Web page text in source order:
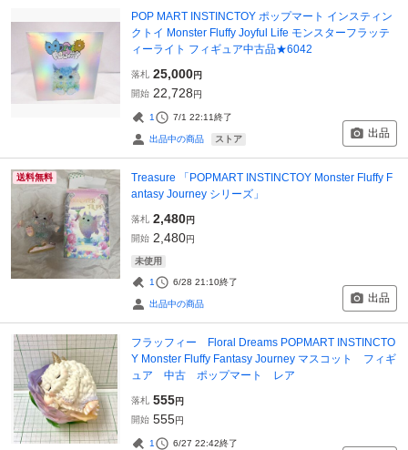
POP MART INSTINCTOY ポップマート インスティン
クトイ Monster Fluffy Joyful Life モンスターフラッテ
ィーライト フィギュア中古品★6042
落札 25,000円
開始 22,728円
1 7/1 22:11終了
出品中の商品 ストア 出品
送料無料
Treasure 「POPMART INSTINCTOY Monster Fluffy F
antasy Journey シリーズ」
落札 2,480円
開始 2,480円
未使用
1 6/28 21:10終了
出品中の商品 出品
フラッフィー Floral Dreams POPMART INSTINCTO
Y Monster Fluffy Fantasy Journey マスコット フィギ
ュア 中古 ポップマート レア
落札 555円
開始 555円
1 6/27 22:42終了